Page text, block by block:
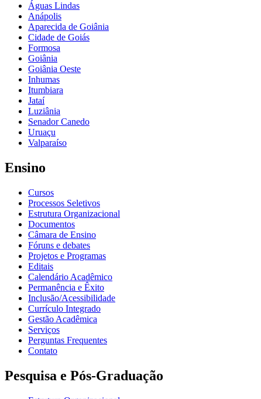
Águas Lindas
Anápolis
Aparecida de Goiânia
Cidade de Goiás
Formosa
Goiânia
Goiânia Oeste
Inhumas
Itumbiara
Jataí
Luziânia
Senador Canedo
Uruaçu
Valparaíso
Ensino
Cursos
Processos Seletivos
Estrutura Organizacional
Documentos
Câmara de Ensino
Fóruns e debates
Projetos e Programas
Editais
Calendário Acadêmico
Permanência e Êxito
Inclusão/Acessibilidade
Currículo Integrado
Gestão Acadêmica
Serviços
Perguntas Frequentes
Contato
Pesquisa e Pós-Graduação